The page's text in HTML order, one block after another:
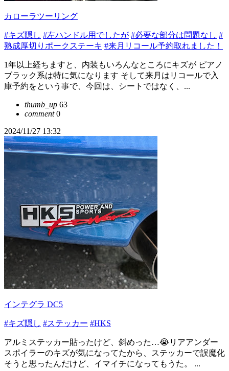
カローラツーリング
#キズ隠し #左ハンドル用でしたが #必要な部分は問題なし #
熟成厚切りポークステーキ #来月リコール予約取れました！
1年以上経ちますと、内装もいろんなところにキズが ピアノ
ブラック系は特に気になります そして来月はリコールで入
庫予約をという事で、今回は、シートではなく、...
thumb_up 63
comment0
2024/11/27 13:32
インテグラ DC5
#キズ隠し #ステッカー #HKS
アルミステッカー貼ったけど、斜めった…😭リアアンダー
スポイラーのキズが気になってたから、ステッカーで誤魔化
そうと思ったんだけど、イマイチになってもうた。 ...